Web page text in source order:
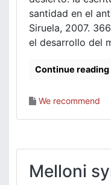
santidad en el
Siruela, 2007.
el desarrollo del
Continue reading
We recommend
Melloni